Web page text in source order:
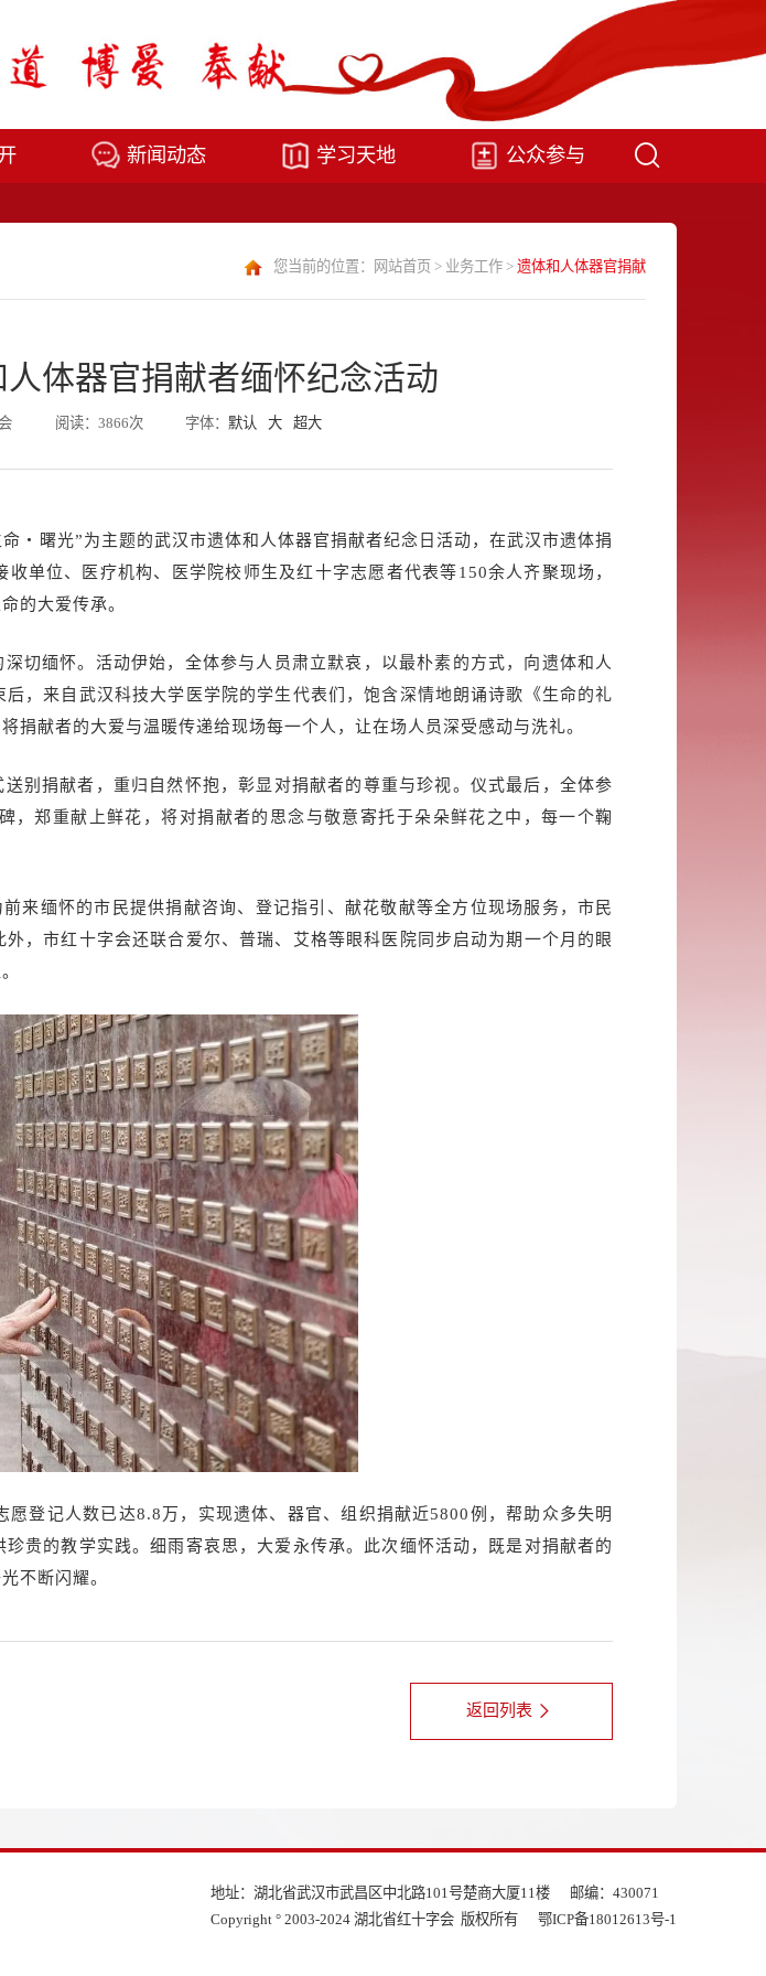
新闻动态 学习天地 公众参与
您当前的位置： 网站首页 > 业务工作 >遗体和人体器官捐献
体器官捐献者缅怀纪念活动
阅读：3866次 字体：默认 大 超大
・曙光”为主题的武汉市遗体和人体器官捐献者纪念日活动，在武汉市遗体捐
单位、医疗机构、医学院校师生及红十字志愿者代表等150余人齐聚现场，
的大爱传承。
切缅怀。活动伊始，全体参与人员肃立默哀，以最朴素的方式，向遗体和人
，来自武汉科技大学医学院的学生代表们，饱含深情地朗诵诗歌《生命的礼
献者的大爱与温暖传递给现场每一个人，让在场人员深受感动与洗礼。
别捐献者，重归自然怀抱，彰显对捐献者的尊重与珍视。仪式最后，全体参
郑重献上鲜花，将对捐献者的思念与敬意寄托于朵朵鲜花之中，每一个鞠
来缅怀的市民提供捐献咨询、登记指引、献花敬献等全方位现场服务，市民
，市红十字会还联合爱尔、普瑞、艾格等眼科医院同步启动为期一个月的眼
登记人数已达8.8万，实现遗体、器官、组织捐献近5800例，帮助众多失明
贵的教学实践。细雨寄哀思，大爱永传承。此次缅怀活动，既是对捐献者的
不断闪耀。
返回列表
地址：湖北省武汉市武昌区中北路101号楚商大厦11楼
邮编：430071
Copyright ° 2003-2024 湖北省红十字会 版权所有
鄂ICP备18012613号-1